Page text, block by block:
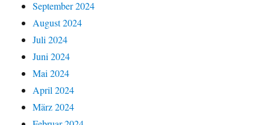
September 2024
August 2024
Juli 2024
Juni 2024
Mai 2024
April 2024
März 2024